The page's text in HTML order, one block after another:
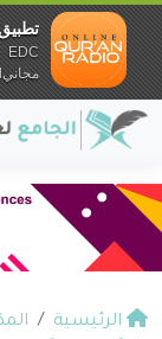
الرئيسية
EDC
مجانيundefined